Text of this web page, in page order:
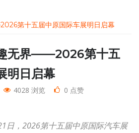
第十五届中原国际车展明日启幕
无界——2026第十五
明日启幕
4028 浏览
0 点赞
日，2026第十五届中原国际汽车展